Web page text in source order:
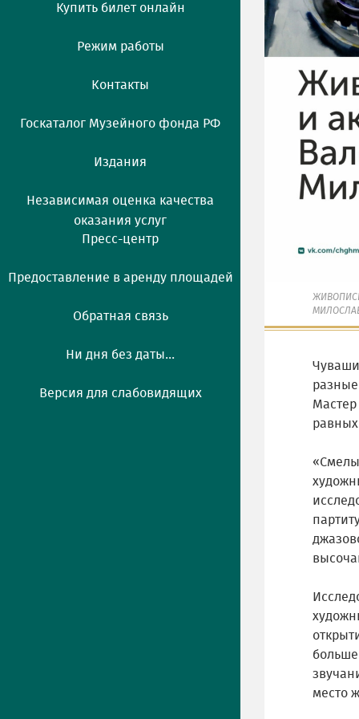
Купить билет онлайн
Режим работы
Контакты
Госкаталог Музейного фонда РФ
Издания
Независимая оценка качества
оказания услуг
Пресс-центр
Предоставление в аренду площадей
Обратная связь
Ни дня без даты...
Версия для слабовидящих
больше
место